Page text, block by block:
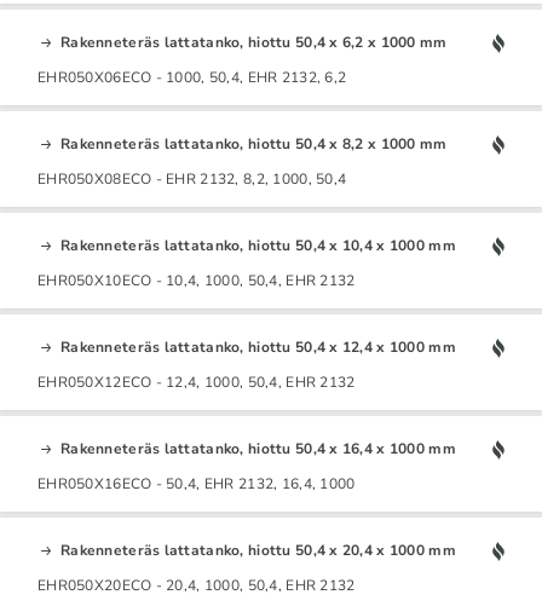
Rakenneteräs lattatanko, hiottu 50,4 x 6,2 x 1000 mm
EHR050X06ECO - 1000, 50,4, EHR 2132, 6,2
Rakenneteräs lattatanko, hiottu 50,4 x 8,2 x 1000 mm
EHR050X08ECO - EHR 2132, 8,2, 1000, 50,4
Rakenneteräs lattatanko, hiottu 50,4 x 10,4 x 1000 mm
EHR050X10ECO - 10,4, 1000, 50,4, EHR 2132
Rakenneteräs lattatanko, hiottu 50,4 x 12,4 x 1000 mm
EHR050X12ECO - 12,4, 1000, 50,4, EHR 2132
Rakenneteräs lattatanko, hiottu 50,4 x 16,4 x 1000 mm
EHR050X16ECO - 50,4, EHR 2132, 16,4, 1000
Rakenneteräs lattatanko, hiottu 50,4 x 20,4 x 1000 mm
EHR050X20ECO - 20,4, 1000, 50,4, EHR 2132